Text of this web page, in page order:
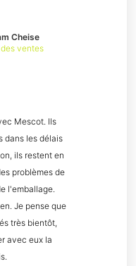
Mescot. Ils
dans les délais
ils restent en
problèmes de
l'emballage.
Je pense que
très bientôt,
avec eux la
Cheise
ventes